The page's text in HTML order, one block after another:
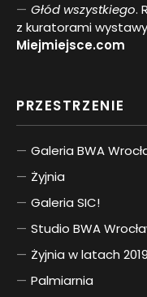
Głód wszystkiego.
z kuratorami
Miejmiejsce.com
PRZESTRZENIE
Galeria BWA
Żyjnia
Galeria SIC!
Studio BWA
Żyjnia w latach
Palmiarnia